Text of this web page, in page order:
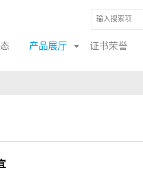
产品展厅 证书荣誉